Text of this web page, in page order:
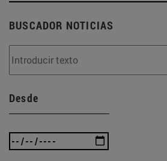
BUSCADOR NOTICIAS
Desde